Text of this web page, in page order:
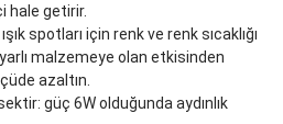
hale getirir.
spotları için renk ve renk sıcaklığı
malzemeye olan etkisinden
azaltın.
güç 6W olduğunda aydınlık